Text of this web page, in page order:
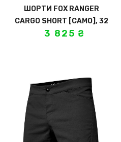
ШОРТИ FOX RANGER
CARGO SHORT [CAMO], 32
3 825₴